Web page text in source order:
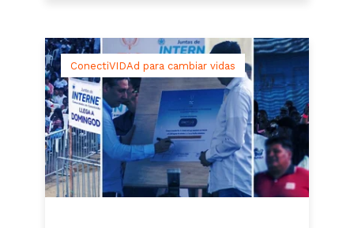
ConectiVIDAd para cambiar vidas